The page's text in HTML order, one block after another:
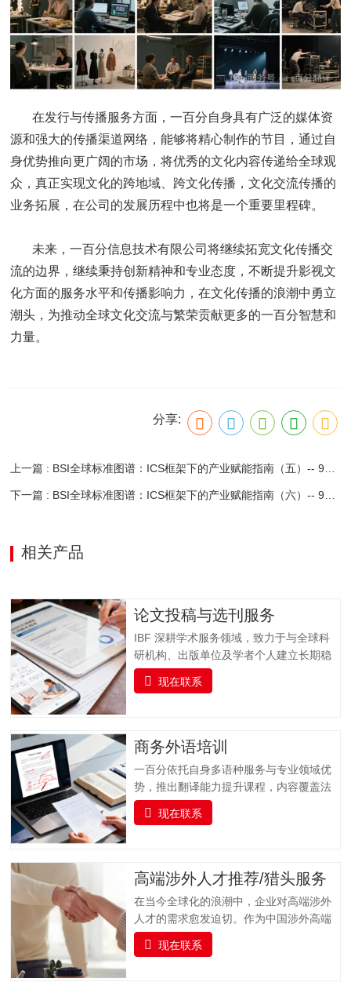
在发行与传播服务方面，一百分自身具有广泛的媒体资
源和强大的传播渠道网络，能够将精心制作的节目，通过自
身优势推向更广阔的市场，将优秀的文化内容传递给全球观
众，真正实现文化的跨地域、跨文化传播，文化交流传播的
业务拓展，在公司的发展历程中也将是一个重要里程碑。
未来，一百分信息技术有限公司将继续拓宽文化传播交
流的边界，继续秉持创新精神和专业态度，不断提升影视文
化方面的服务水平和传播影响力，在文化传播的浪潮中勇立
潮头，为推动全球文化交流与繁荣贡献更多的一百分智慧和
力量。
分享:
上一篇 : BSI全球标准图谱：ICS框架下的产业赋能指南（五）-- 91.090 外围建筑物 + 91.100 建筑材料
下一篇 : BSI全球标准图谱：ICS框架下的产业赋能指南（六）-- 91.120建筑物的防护
相关产品
论文投稿与选刊服务
IBF 深耕学术服务领域，致力于与全球科
研机构、出版单位及学者个人建立长期稳
固的合作关系，打造集学术交流、资源整
合与专业支持于一体的科研服务平台。我
核心，提供全流程学术支持，同时实时跟
踪科研前沿，推送更新科研动态资讯并提
供文献检索服务，助力科研工作者高效获
取关键信息，加速学术成果转化与发表。
一、全流程支持：专业投稿指导服务从论
文提交到最终录用，我们全程陪伴，以专
前准备指导协助作者完成投稿前的各项准
备工作，包括论文格式调整（…
现在联系
商务外语培训
一百分依托自身多语种服务与专业领域优
势，推出翻译能力提升课程，内容覆盖法
律、金融、医疗、交通运输、专业技术、
教育等多个专业领域，支持多种语言的培
面提升语言实战技能，培养具备扎实语言
基础、跨文化沟通能力与专业领域知识的
复合型翻译人才，助力企业国际化发展与
行业人才队伍建设。一百分提供全面的、
系统的雅思及俄语（ТРКИ）、日语
（JLPT）、韩语（TOPIK）、法语
现在联系
高端涉外人才推荐/猎头服务
在当今全球化的浪潮中，企业对高端涉外
人才的需求愈发迫切。作为中国涉外高端
人才猎头的标杆品牌，一百分凭借精准对
接国内外高端人才与企业需求，凭借敏锐
现在联系